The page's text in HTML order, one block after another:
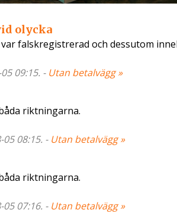
olycka
falskregistrerad och dessutom
09:15. - Utan betalvägg »
riktningarna.
08:15. - Utan betalvägg »
riktningarna.
07:16. - Utan betalvägg »